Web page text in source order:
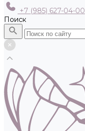
+7 (985) 627-04-00
Поиск